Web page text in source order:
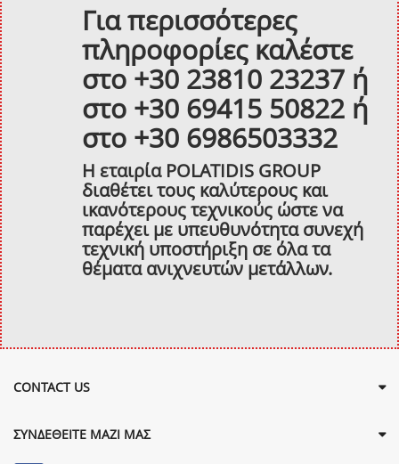
Για περισσότερες
πληροφορίες καλέστε
στο +30 23810 23237 ή
στο +30 69415 50822 ή
στο +30 6986503332
Η εταιρία POLATIDIS GROUP
διαθέτει τους καλύτερους και
ικανότερους τεχνικούς ώστε να
παρέχει με υπευθυνότητα συνεχή
τεχνική υποστήριξη σε όλα τα
θέματα ανιχνευτών μετάλλων.
CONTACT US
ΣΥΝΔΕΘΕΙΤΕ ΜΑΖΙ ΜΑΣ